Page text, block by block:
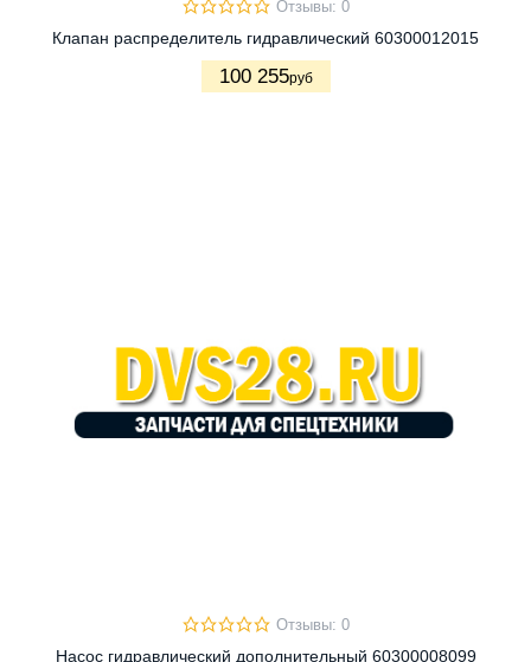
Отзывы: 0
Клапан распределитель гидравлический 60300012015
100 255руб
Отзывы: 0
Насос гидравлический дополнительный 60300008099